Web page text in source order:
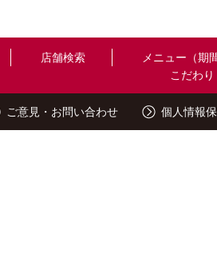
店舗検索
メニュー（期
こだわり
ご意見・お問い合わせ 個人情報